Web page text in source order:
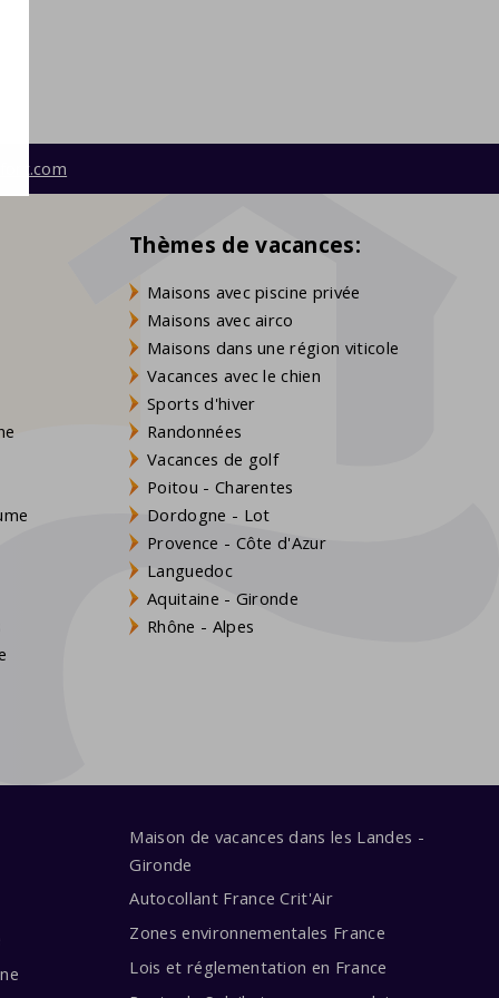
Thèmes de vacances:
Maisons avec piscine privée
Maisons avec airco
Maisons dans une région viticole
Vacances avec le chien
Sports d'hiver
Randonnées
Vacances de golf
Poitou - Charentes
Dordogne - Lot
Provence - Côte d'Azur
Languedoc
Aquitaine - Gironde
Rhône - Alpes
Maison de vacances dans les Landes -
Gironde
Autocollant France Crit'Air
Zones environnementales France
Lois et réglementation en France